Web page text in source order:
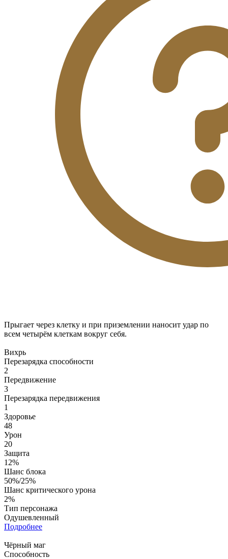
Прыгает через клетку и при приземлении наносит удар по
всем четырём клеткам вокруг себя.
Вихрь
Перезарядка способности
2
Передвижение
3
Перезарядка передвижения
1
Здоровье
48
Урон
20
Защита
12%
Шанс блока
50%/25%
Шанс критического урона
2%
Тип персонажа
Одушевленный
Подробнее
Чёрный маг
Способность